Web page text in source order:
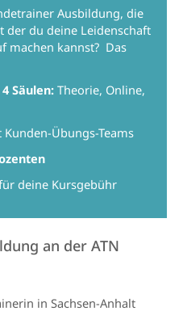
Ausbildung, die
der du deine Leidenschaft
machen kannst? Das
Säulen: Theorie, Online,
Kunden-Übungs-Teams
deine Kursgebühr
an der ATN
in Sachsen-Anhalt